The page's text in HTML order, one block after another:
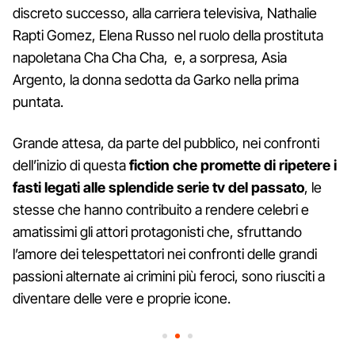
discreto successo, alla carriera televisiva, Nathalie
Rapti Gomez, Elena Russo nel ruolo della prostituta
napoletana Cha Cha Cha, e, a sorpresa, Asia
Argento, la donna sedotta da Garko nella prima
puntata.
Grande attesa, da parte del pubblico, nei confronti
dell’inizio di questafiction che promette di ripetere i
fasti legati alle splendide serie tv del passato, le
stesse che hanno contribuito a rendere celebri e
amatissimi gli attori protagonisti che, sfruttando
l’amore dei telespettatori nei confronti delle grandi
passioni alternate ai crimini più feroci, sono riusciti a
diventare delle vere e proprie icone.